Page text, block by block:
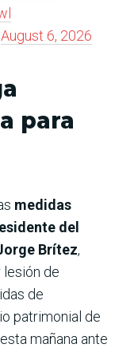
August 6, 2026
para
medidas
del
Brítez,
de
de
patrimonial de
mañana ante